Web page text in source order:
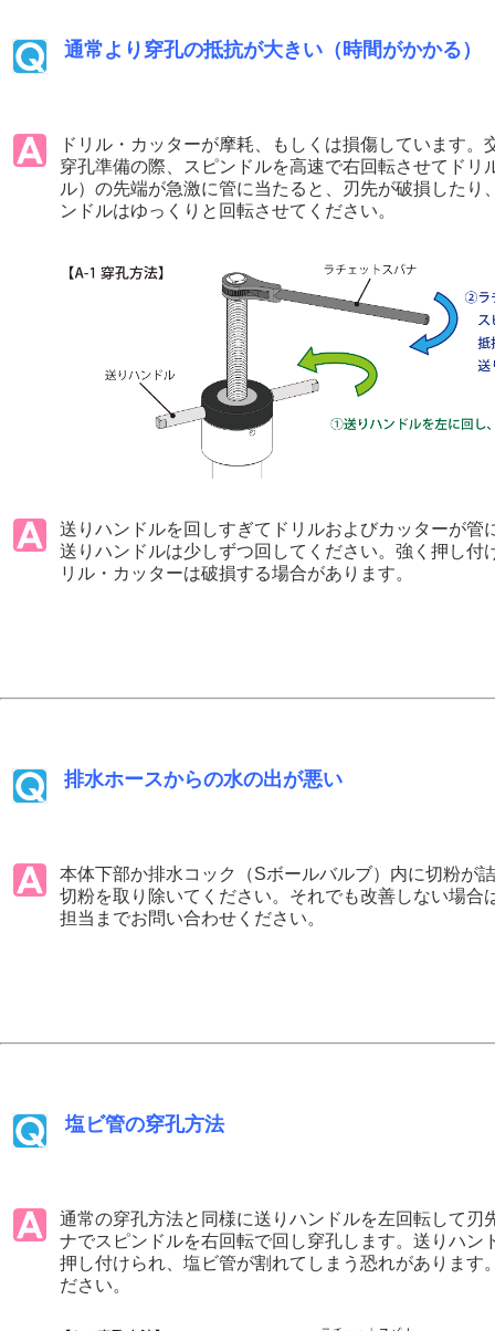
通常より穿孔の抵抗が大きい（時間がかかる）
ドリル・カッターが摩耗、もしくは損傷しています。
穿孔準備の際、スピンドルを高速で右回転させてドリ
ル）の先端が急激に管に当たると、刃先が破損したり
ンドルはゆっくりと回転させてください。
送りハンドルを回しすぎてドリルおよびカッターが管
送りハンドルは少しずつ回してください。強く押し付
リル・カッターは破損する場合があります。
排水ホースからの水の出が悪い
本体下部か排水コック（Sボールバルブ）内に切粉が
切粉を取り除いてください。それでも改善しない場合
担当までお問い合わせください。
塩ビ管の穿孔方法
通常の穿孔方法と同様に送りハンドルを左回転して刃
ナでスピンドルを右回転で回し穿孔します。送りハン
押し付けられ、塩ビ管が割れてしまう恐れがあります
ださい。